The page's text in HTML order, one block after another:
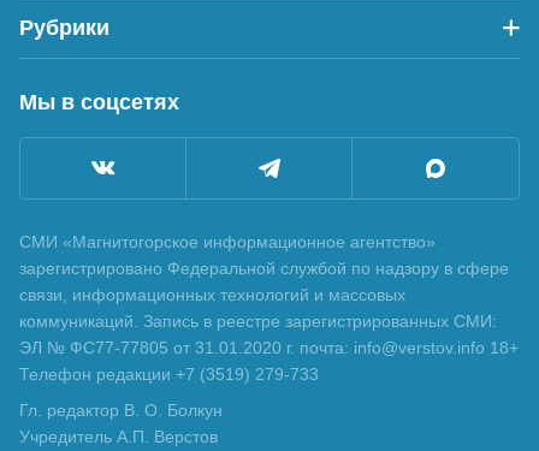
Рубрики
Мы в соцсетях
СМИ «Магнитогорское информационное агентство»
зарегистрировано Федеральной службой по надзору в сфере
связи, информационных технологий и массовых
коммуникаций. Запись в реестре зарегистрированных СМИ:
ЭЛ № ФС77-77805 от 31.01.2020 г. почта: info@verstov.info 18+
Телефон редакции +7 (3519) 279-733
Гл. редактор В. О. Болкун
Учредитель А.П. Верстов